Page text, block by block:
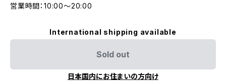
営業時間：10:00〜20:00
International shipping available
Sold out
日本国内にお住まいの方向け